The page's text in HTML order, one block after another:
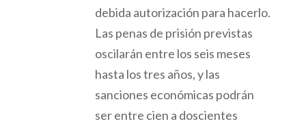
debida autorización para hacerlo.
Las penas de prisión previstas
oscilarán entre los seis meses
hasta los tres años, y las
sanciones económicas podrán
ser entre cien a doscientes